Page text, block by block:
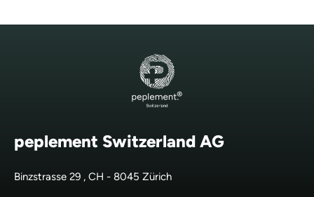
peplement Switzerland AG
Binzstrasse 29 , CH - 8045 Zürich